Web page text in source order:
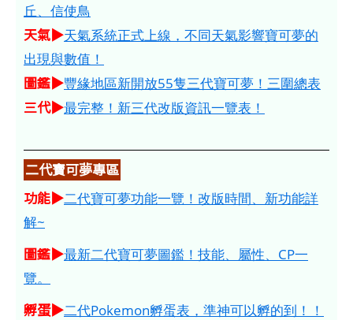
丘、信使鳥
天氣▶天氣系統正式上線，不同天氣影響寶可夢的
出現與數值！
圖鑑▶豐緣地區新開放55隻三代寶可夢！三圍總表
三代▶最完整！新三代改版資訊一覽表！
二代寶可夢專區
功能▶二代寶可夢功能一覽！改版時間、新功能詳
解~
圖鑑▶最新二代寶可夢圖鑑！技能、屬性、CP一
覽。
孵蛋▶二代Pokemon孵蛋表，準神可以孵的到！！